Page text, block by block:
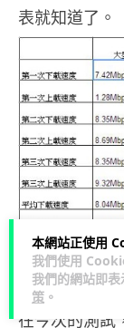
本網站正使用
我們使用
我們的網站即
策 。
表就知道了。
小結：大型
在今次的測試